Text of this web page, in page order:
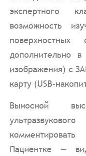
экспертного
возможность
дополнительно
изображения) с
карту (USB-
Выносной
Пациентке —